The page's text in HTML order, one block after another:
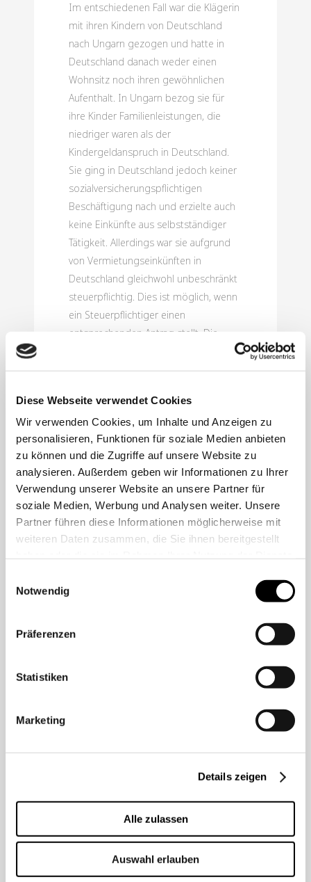
Diese Webseite verwendet Cookies
Wir verwenden Cookies, um Inhalte und Anzeigen zu
personalisieren, Funktionen für soziale Medien anbieten
zu können und die Zugriffe auf unsere Website zu
analysieren. Außerdem geben wir Informationen zu Ihrer
Verwendung unserer Website an unsere Partner für
soziale Medien, Werbung und Analysen weiter. Unsere
Partner führen diese Informationen möglicherweise mit
weiteren Daten zusammen, die Sie ihnen bereitgestellt
Notwendig
Präferenzen
Statistiken
Marketing
Details zeigen
Alle zulassen
Auswahl erlauben
Im entschiedenen Fall war die Klägerin
mit ihren Kindern von Deutschland
nach Ungarn gezogen und hatte in
Deutschland danach weder einen
Wohnsitz noch ihren gewöhnlichen
Aufenthalt. In Ungarn bezog sie für
ihre Kinder Familienleistungen, die
niedriger waren als der
Kindergeldanspruch in Deutschland.
Sie ging in Deutschland jedoch keiner
sozialversicherungspflichtigen
Beschäftigung nach und erzielte auch
keine Einkünfte aus selbstständiger
Tätigkeit. Allerdings war sie aufgrund
von Vermietungseinkünften in
Deutschland gleichwohl unbeschränkt
steuerpflichtig. Dies ist möglich, wenn
ein Steuerpflichtiger einen
entsprechenden Antrag stellt. Die
Kindergeldfestsetzung danach auf.
Sie wollte Differenzkindergeld
beanspruchen und sah die
Voraussetzungen aufgrund der
inländischen Vermietungseinkünfte in
Deutschland und unbeschränkter
Steuerpflicht als gegeben an.
Sowohl das erstinstanzliche
Finanzgericht als auch der BFH lehnten
unbeschränkten Steuerpflicht eine
Vermietungseinkünfte stellen nach den
KATEGORIEN